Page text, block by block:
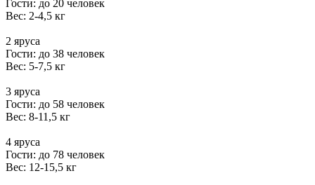
Гости: до 20 человек
Вес: 2-4,5 кг
2 яруса
Гости: до 38 человек
Вес: 5-7,5 кг
3 яруса
Гости: до 58 человек
Вес: 8-11,5 кг
4 яруса
Гости: до 78 человек
Вес: 12-15,5 кг